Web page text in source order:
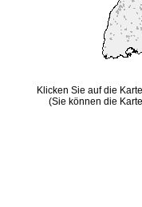
Klicken Sie auf die
(Sie können die